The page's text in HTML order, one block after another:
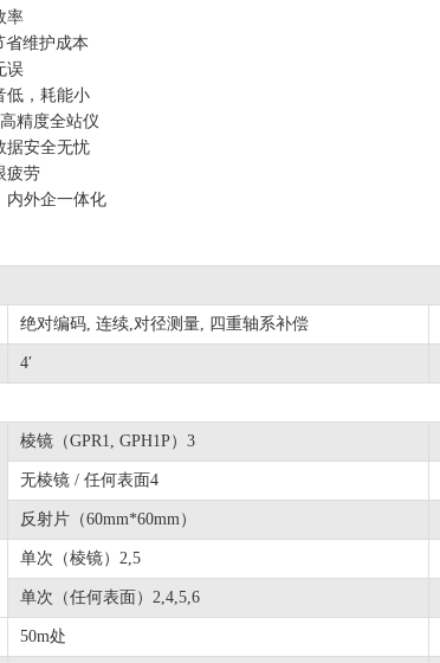
率
省维护成本
误
低，耗能小
高精度全站仪
据安全无忧
疲劳
内外企一体化
绝对编码, 连续,对径测量, 四重轴系补偿
4′
棱镜（GPR1, GPH1P）3
无棱镜 / 任何表面4
反射片（60mm*60mm）
单次（棱镜）2,5
单次（任何表面）2,4,5,6
50m处